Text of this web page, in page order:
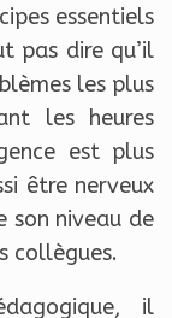
essentiels
pas dire qu’il
les plus
les heures
est plus
être nerveux
son niveau de
collègues.
il